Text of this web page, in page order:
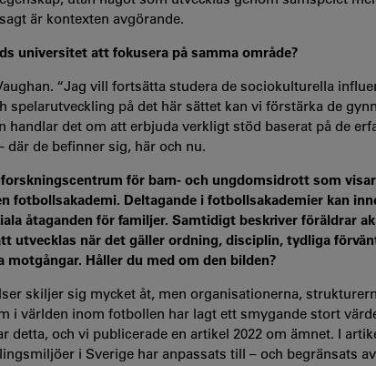
är kontexten avgörande.
universitet att fokusera på samma område?
“Jag vill fortsätta studera de sociokulturella
på det här sättet kan vi förstärka de
handlar det om att erbjuda verkligt stöd baserat på de
där de befinner sig, här och nu.
för barn- och ungdomsidrott som
fotbollsakademi. Deltagande i fotbollsakademier kan
åtaganden för familjer. Samtidigt beskriver föräldrar
utvecklas när det gäller ordning, disciplin, tydliga
Håller du med om den bilden?
skiljer sig mycket åt, men organisationerna,
i världen inom fotbollen har lagt ett smygande stort
detta, och vi publicerade en artikel 2022 om ämnet. I
i Sverige har anpassats till – och begränsats